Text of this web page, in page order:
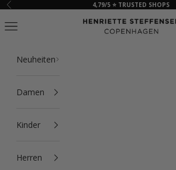
Zum Inhalt springen
Zurück 4,79/5 ⭐ TRUSTED SHOPS
HSCPH
Navigationsmenü öffnen
Neuheiten
Damen
Kinder
Herren